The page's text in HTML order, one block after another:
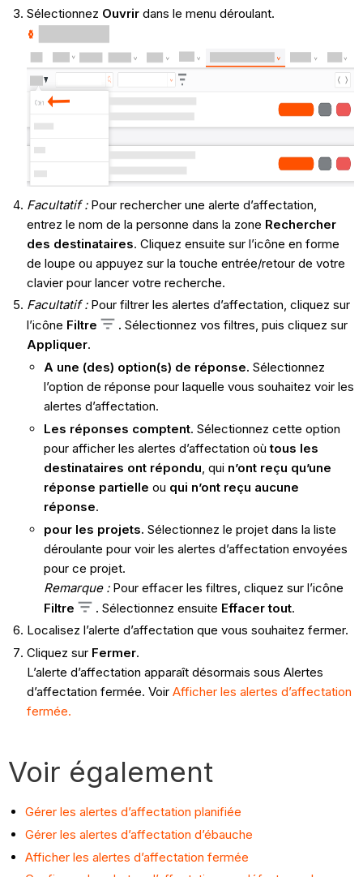
Sélectionnez Ouvrirdans le menu déroulant.
Facultatif :Pour rechercher une alerte d’affectation,
entrez le nom de la personne dans la zone Rechercher
des destinataires. Cliquez ensuite sur l’icône en forme
de loupe ou appuyez sur la touche entrée/retour de votre
clavier pour lancer votre recherche.
Facultatif :Pour filtrer les alertes d’affectation, cliquez sur
l’icône Filtre . Sélectionnez vos filtres, puis cliquez sur
Appliquer.
A une (des) option(s) de réponse. Sélectionnez
l’option de réponse pour laquelle vous souhaitez voir les
alertes d’affectation.
Les réponses comptent. Sélectionnez cette option
pour afficher les alertes d’affectation oùtous les
destinataires ont répondu, qui n’ont reçu qu’une
réponse partielle ou qui n’ont reçu aucune
réponse.
pour les projets. Sélectionnez le projet dans la liste
déroulante pour voir les alertes d’affectation envoyées
pour ce projet.
Remarque : Pour effacer les filtres, cliquez sur l’icône
Filtre
. Sélectionnez ensuite Effacer tout.
Localisez l’alerte d’affectation que vous souhaitez fermer.
Cliquez sur Fermer.
L’alerte d’affectation apparaît désormais sous Alertes
d’affectation fermée. Voir Afficher les alertes d’affectation
fermée.
Voir également
Gérer les alertes d’affectation planifiée
Gérer les alertes d’affectation d’ébauche
Afficher les alertes d’affectation fermée